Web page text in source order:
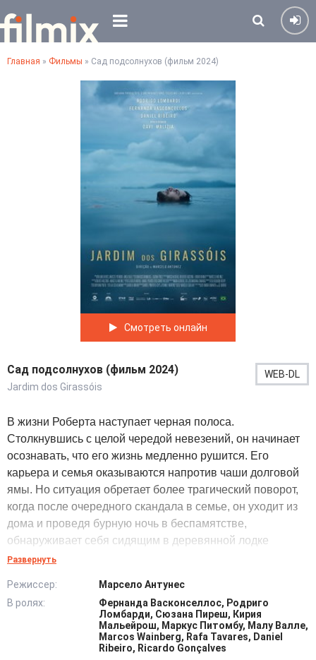
Главная » Фильмы » Сад подсолнухов (фильм 2024)
Смотреть онлайн
Сад подсолнухов (фильм 2024)
Jardim dos Girassóis
WEB-DL
В жизни Роберта наступает черная полоса.
Столкнувшись с целой чередой невезений, он начинает
осознавать, что его жизнь медленно рушится. Его
карьера и семья оказываются напротив чаши долговой
ямы. Но ситуация обретает более трагический поворот,
когда после очередного скандала в семье, он уходит из
дома и проведя бурную ночь в беспамятстве,
обнаруживает себя сидящим в деревянной лодке
посреди озера с каким-то таинственным незнакомцем.
Он приходит в сознание после огромной дозы алкоголя.
Но мысль о том, что вскоре может произойти
непоправимое, приходит к нему, когда оказывается уже
слишком поздно. @Filmix.fan
Развернуть
Режиссер:
Марсело Антунес
В ролях:
Фернанда Васконселлос, Родриго
Ломбарди, Сюзана Пиреш, Кирия
Мальейрош, Маркус Питомбу, Малу Валле,
Marcos Wainberg, Rafa Tavares, Daniel
Ribeiro, Ricardo Gonçalves